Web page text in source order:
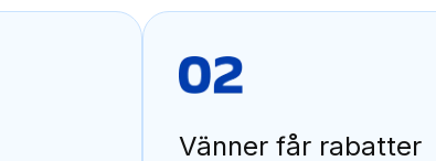
Vänner får rabatter